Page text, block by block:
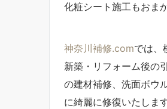
化粧シート施工もおま
神奈川補修.comでは、
新築・リフォーム後の
の建材補修、洗面ボウ
に綺麗に修復いたします